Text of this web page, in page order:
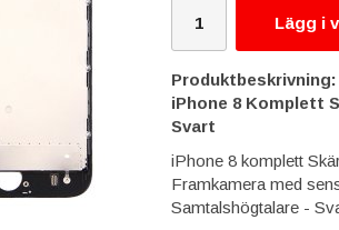
Lägg i
Produktbeskrivning:
iPhone 8 Komplett
Svart
iPhone 8 komplett
Framkamera med
Samtalshögtalare -